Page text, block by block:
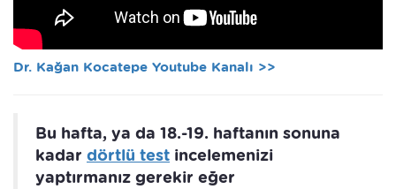
Dr. Kağan Kocatepe Youtube Kanalı >>
Bu hafta, ya da 18.-19. haftanın sonuna
kadar dörtlü test incelemenizi
yaptırmanız gerekir eğer